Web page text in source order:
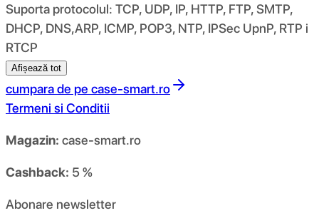
Suporta protocolul: TCP, UDP, IP, HTTP, FTP, SMTP,
DHCP, DNS,ARP, ICMP, POP3, NTP, IPSec UpnP, RTP i
RTCP
Afișează tot
cumpara de pe case-smart.ro
Termeni si Conditii
Magazin: case-smart.ro
Cashback: 5 %
Abonare newsletter